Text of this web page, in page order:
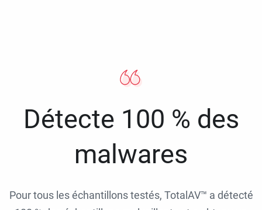
Détecte 100 % des
malwares
Pour tous les échantillons testés, TotalAV™ a détecté